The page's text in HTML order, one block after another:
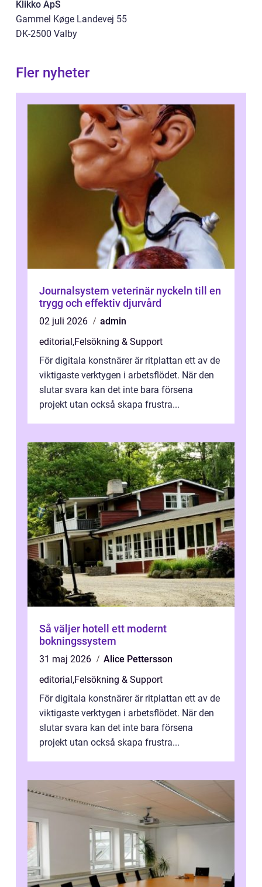
Klikko ApS
Gammel Køge Landevej 55
DK-2500 Valby
Fler nyheter
Journalsystem veterinär nyckeln till en
trygg och effektiv djurvård
02 juli 2026
admin
editorial,Felsökning & Support
För digitala konstnärer är ritplattan ett av de
viktigaste verktygen i arbetsflödet. När den
slutar svara kan det inte bara försena
projekt utan också skapa frustra...
Så väljer hotell ett modernt
bokningssystem
31 maj 2026
Alice Pettersson
editorial,Felsökning & Support
För digitala konstnärer är ritplattan ett av de
viktigaste verktygen i arbetsflödet. När den
slutar svara kan det inte bara försena
projekt utan också skapa frustra...